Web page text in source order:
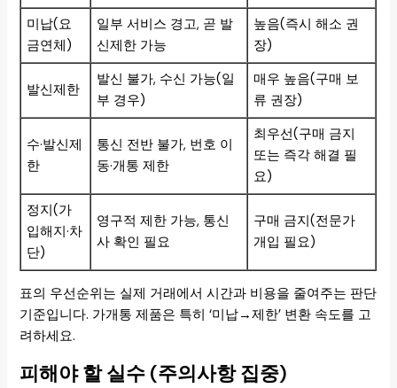
미납(요
금연체)
일부 서비스 경고, 곧 발
신제한 가능
높음(즉시 해소 권
장)
발신제한
발신 불가, 수신 가능(일
부 경우)
매우 높음(구매 보
류 권장)
수·발신제
한
통신 전반 불가, 번호 이
동·개통 제한
최우선(구매 금지
또는 즉각 해결 필
요)
정지(가
입해지·차
단)
영구적 제한 가능, 통신
사 확인 필요
구매 금지(전문가
개입 필요)
표의 우선순위는 실제 거래에서 시간과 비용을 줄여주는 판단
기준입니다. 가개통 제품은 특히 ‘미납→제한’ 변환 속도를 고
려하세요.
피해야 할 실수 (주의사항 집중)